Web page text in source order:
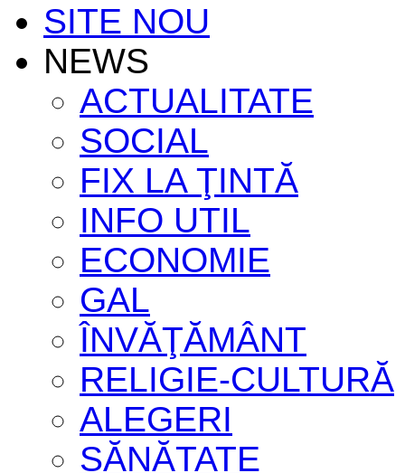
SITE NOU
NEWS
ACTUALITATE
SOCIAL
FIX LA ŢINTĂ
INFO UTIL
ECONOMIE
GAL
ÎNVĂŢĂMÂNT
RELIGIE-CULTURĂ
ALEGERI
SĂNĂTATE